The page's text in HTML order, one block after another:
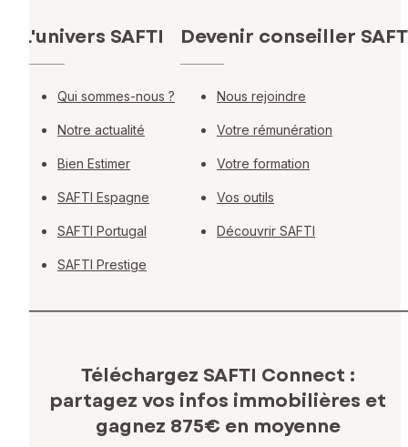
L'univers SAFTI
Qui sommes-nous ?
Notre actualité
Bien Estimer
SAFTI Espagne
SAFTI Portugal
SAFTI Prestige
Devenir conseiller
Nous rejoindre
Votre rémunération
Votre formation
Vos outils
Découvrir SAFTI
Téléchargez SAFTI Connect :
partagez vos infos immobilières et
gagnez 875€ en moyenne